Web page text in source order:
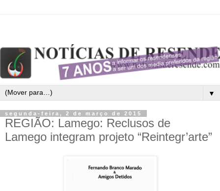
▼
segunda-feira, 2 de março de 2015
REGIÃO: Lamego: Reclusos de
Lamego integram projeto “Reintegr’arte”